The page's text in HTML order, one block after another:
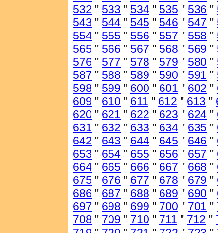
532 " 533 " 534 " 535 " 536 "
543 " 544 " 545 " 546 " 547 "
554 " 555 " 556 " 557 " 558 "
565 " 566 " 567 " 568 " 569 "
576 " 577 " 578 " 579 " 580 "
587 " 588 " 589 " 590 " 591 "
598 " 599 " 600 " 601 " 602 "
609 " 610 " 611 " 612 " 613 "
620 " 621 " 622 " 623 " 624 "
631 " 632 " 633 " 634 " 635 "
642 " 643 " 644 " 645 " 646 "
653 " 654 " 655 " 656 " 657 "
664 " 665 " 666 " 667 " 668 "
675 " 676 " 677 " 678 " 679 "
686 " 687 " 688 " 689 " 690 "
697 " 698 " 699 " 700 " 701 "
708 " 709 " 710 " 711 " 712 "